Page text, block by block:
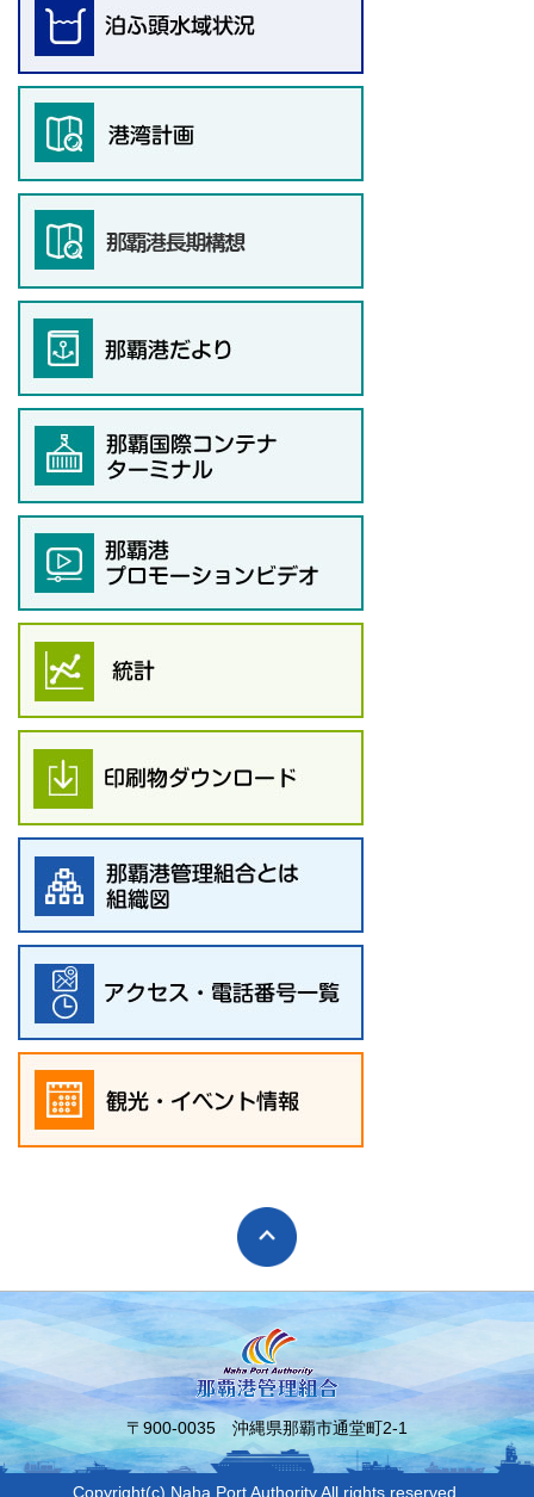
〒900-0035 沖縄県那覇市通堂町2-1
Copyright(c) Naha Port Authority All rights reserved.